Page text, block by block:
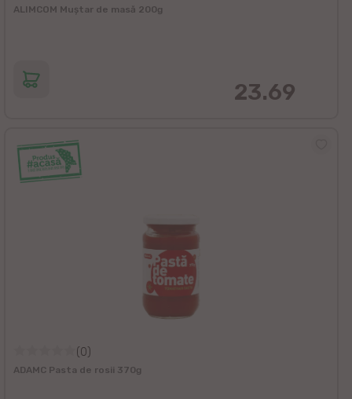
ALIMCOM Muștar de masă 200g
23.69
(0)
ADAMC Pasta de rosii 370g